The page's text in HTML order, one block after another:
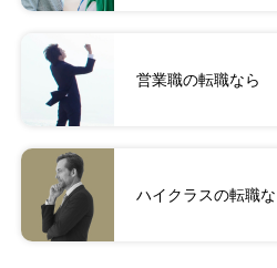
営業職の転職なら
ハイクラスの転職な